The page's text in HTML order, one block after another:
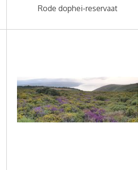
Rode dophei-reservaat